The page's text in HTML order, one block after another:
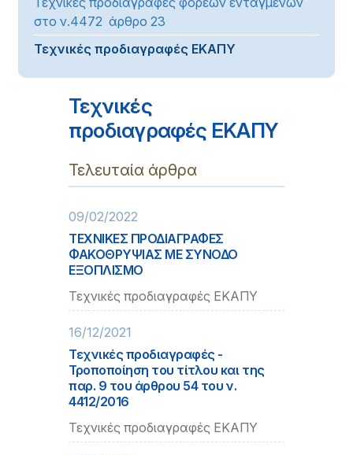
στο ν.4472 άρθρο 23
Τεχνικές προδιαγραφές ΕΚΑΠΥ
Τεχνικές
προδιαγραφές ΕΚΑΠΥ
Τελευταία άρθρα
09/02/2022
ΤΕΧΝΙΚΕΣ ΠΡΟΔΙΑΓΡΑΦΕΣ
ΦΑΚΟΘΡΥΨΙΑΣ ΜΕ ΣΥΝΟΔΟ
ΕΞΟΠΛΙΣΜΟ
Τεχνικές προδιαγραφές ΕΚΑΠΥ
16/12/2021
Τεχνικές προδιαγραφές -
Τροποποίηση του τίτλου και της
παρ. 9 του άρθρου 54 του ν.
4412/2016
Τεχνικές προδιαγραφές ΕΚΑΠΥ